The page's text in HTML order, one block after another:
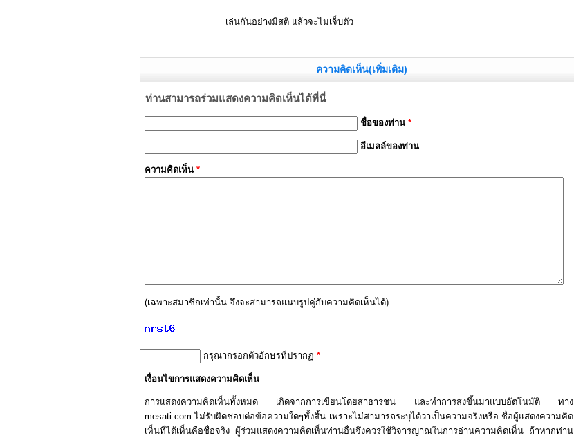
เล่นกันอย่างมีสติ แล้วจะไม่เจ็บตัว
ความคิดเห็น(เพิ่มเติม)
ท่านสามารถร่วมแสดงความคิดเห็นได้ที่นี่
ชื่อของท่าน*
อีเมลล์ของท่าน
ความคิดเห็น *
(เฉพาะสมาชิกเท่านั้น จึงจะสามารถแนบรูปคู่กับความคิดเห็นได้)
กรุณากรอกตัวอักษรที่ปรากฏ *
เงื่อนไขการแสดงความคิดเห็น
การแสดงความคิดเห็นทั้งหมด เกิดจากการเขียนโดยสาธารชน และทำการส่งขึ้นมาแบบอัตโนมัติ ทาง
mesati.com ไม่รับผิดชอบต่อข้อความใดๆทั้งสิ้น เพราะไม่สามารถระบุได้ว่าเป็นความจริงหรือ ชื่อผู้แสดงความคิด
เห็นที่ได้เห็นคือชื่อจริง ผู้ร่วมแสดงความคิดเห็นท่านอื่นจึงควรใช้วิจารญาณในการอ่านความคิดเห็น ถ้าหากท่าน